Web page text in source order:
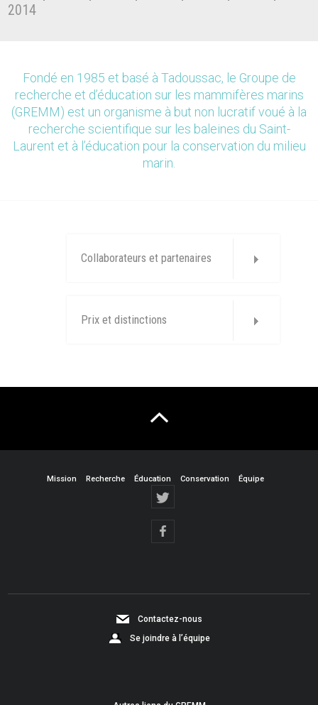
2014
Fondé en 1985 et basé à Tadoussac, le Groupe de
recherche et d’éducation sur les mammifères marins
(GREMM) est un organisme à but non lucratif voué à la
recherche scientifique sur les baleines du Saint-
Laurent et à l’éducation pour la conservation du milieu
marin.
Collaborateurs et partenaires
Prix et distinctions
Mission Recherche Éducation Conservation Équipe
Contactez-nous
Se joindre à l’équipe